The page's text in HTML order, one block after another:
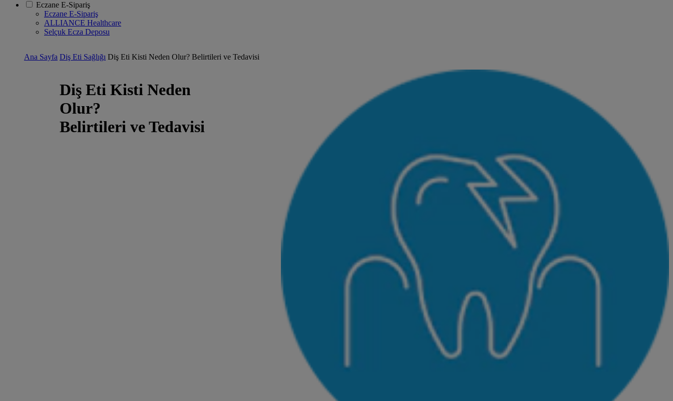
Eczane E-Sipariş
Eczane E-Sipariş
ALLIANCE Healthcare
Selçuk Ecza Deposu
Ana Sayfa Diş Eti Sağlığı Diş Eti Kisti Neden Olur? Belirtileri ve Tedavisi
Diş Eti Kisti Neden
Olur?
Belirtileri ve Tedavisi